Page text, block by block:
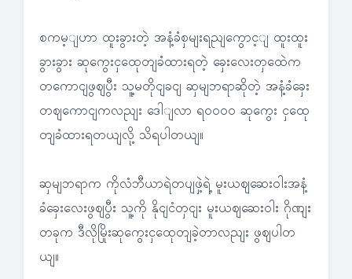
စကမ့ျဟာ ထူးခွားတဲ့ အနံ့ခံစှမျးရညျကွောင့ျ ထူးထူး
ခွားခွား ဆုကွေးငှထေုတျခံထားရတဲ့ ခှေးလေးတှထေဲက
တကောငျဖွဈပွီး သူ့မတိုငျခငျ ဆှမျဘရာဆိုတဲ့ အနံ့ခံခှေး
တဈကောငျကလညျး ဒေါျလာ ရ၀၀၀၀ ဆုကွေး ငှထေု
တျခံထားရတယျလို့ သိရပါတယျ။
ဆှမျဘရာက ကိုလံဘီယာရဲတပျဖှဲ့ရဲ့ မူးယဈဆေးဝါးအနံ့
ခံခှေးလေးဖွဈပွီး သူ့ကို နိုငျငံတှငျး မူးယဈဆေးဝါး ဂိုဏျး
တခုက ဒီလိုမြိုးဆုကွေးငှထေုတျခဲ့တာလညျး ဖွဈပါတ
ယျ။